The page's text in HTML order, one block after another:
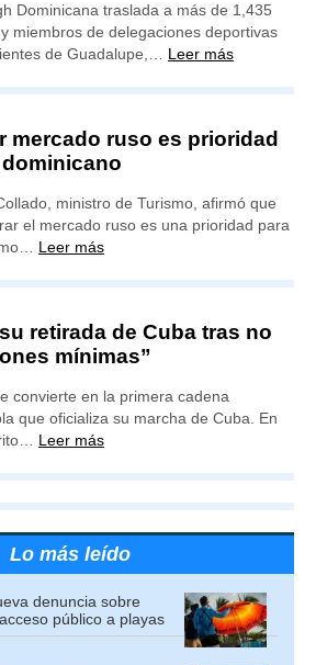
Dominicana traslada a más de 1,435
miembros de delegaciones deportivas
de Guadalupe,… Leer más
mercado ruso es prioridad
ministro de Turismo, afirmó que
el mercado ruso es una prioridad para
Leer más
retirada de Cuba tras no
mínimas”
convierte en la primera cadena
que oficializa su marcha de Cuba. En
Leer más
Lo más leído
denuncia sobre
público a playas